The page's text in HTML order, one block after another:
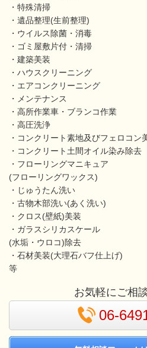
・特殊清掃
・遺品整理(生前整理)
・ウイルス除菌・消毒
・ゴミ屋敷片付・清掃
・建築美装
・ハウスクリーニング
・エアコンクリーニング
・メンテナンス
・高所作業車・ブランコ作業
・高圧洗浄
・コンクリート素地及びフェロコン
・コンクリート土間オイル染み除去
・フローリングマニキュア
(フローリングワックス)
・じゅうたん洗い
・古物木部洗い(あく洗い)
・クロス(壁紙)美装
・ガラスシリカスケール
(水垢・ウロコ)除去
・石材美装(大理石バフ仕上げ)
等
お気軽にご相
06-